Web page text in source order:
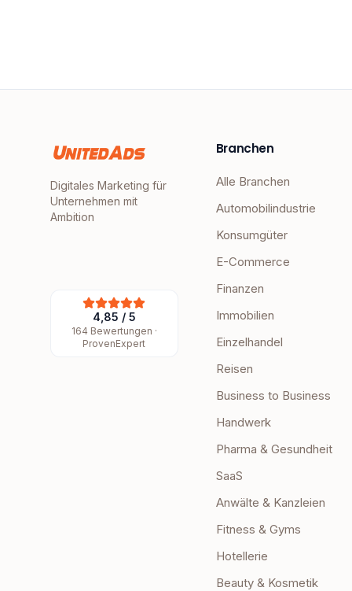
Digitales Marketing für
Unternehmen mit
Ambition
4,85 / 5
164 Bewertungen ·
ProvenExpert
Branchen
Alle Branchen
Automobilindustrie
Konsumgüter
E-Commerce
Finanzen
Immobilien
Einzelhandel
Reisen
Business to Business
Handwerk
Pharma & Gesundheit
SaaS
Anwälte & Kanzleien
Fitness & Gyms
Hotellerie
Beauty & Kosmetik